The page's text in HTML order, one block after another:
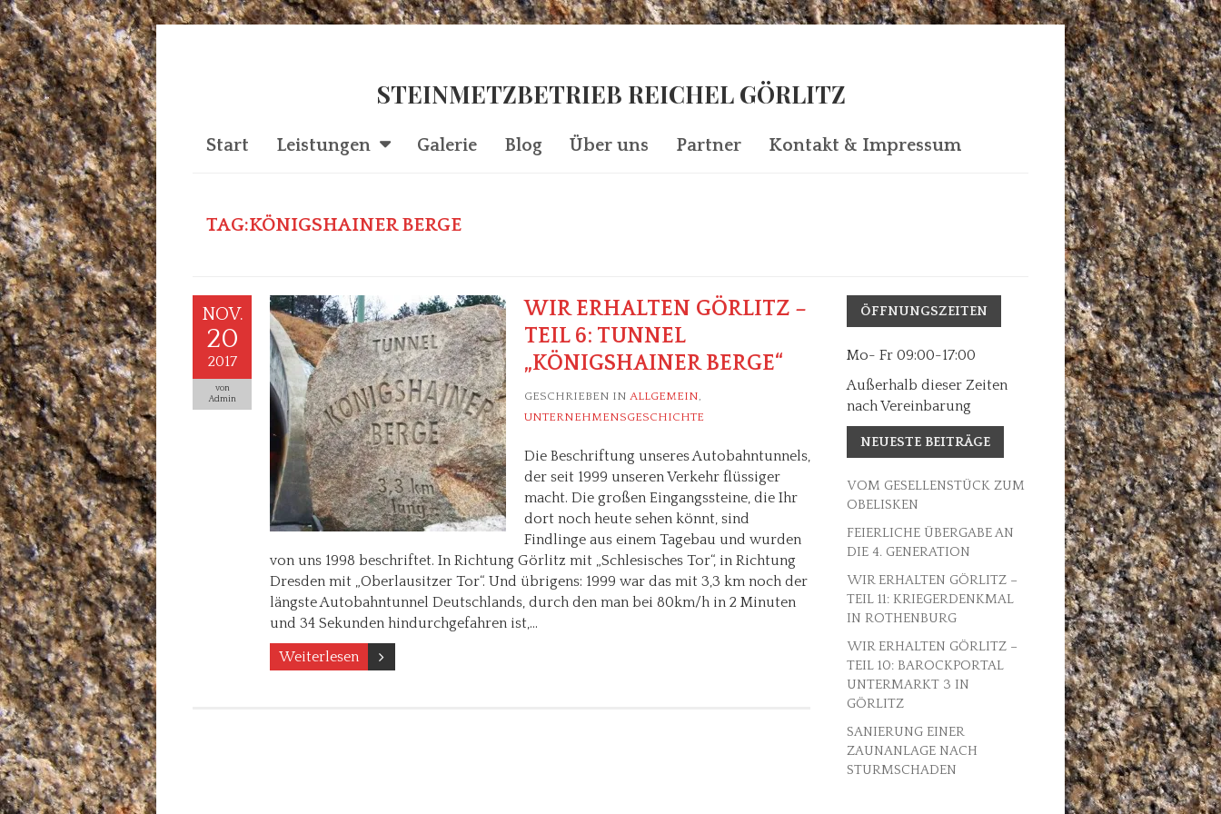
STEINMETZBETRIEB REICHEL GÖRLITZ
Start Leistungen Galerie Blog Über uns Partner Kontakt & Impressum
TAG:KÖNIGSHAINER BERGE
NOV.
20
2017
von
Admin
WIR ERHALTEN GÖRLITZ –
TEIL 6: TUNNEL
„KÖNIGSHAINER BERGE“
GESCHRIEBEN IN ALLGEMEIN,
UNTERNEHMENSGESCHICHTE
Die Beschriftung unseres Autobahntunnels,
der seit 1999 unseren Verkehr flüssiger
macht. Die großen Eingangssteine, die Ihr
dort noch heute sehen könnt, sind
Findlinge aus einem Tagebau und wurden
von uns 1998 beschriftet. In Richtung Görlitz mit „Schlesisches Tor“, in Richtung
Dresden mit „Oberlausitzer Tor“. Und übrigens: 1999 war das mit 3,3 km noch der
längste Autobahntunnel Deutschlands, durch den man bei 80km/h in 2 Minuten
und 34 Sekunden hindurchgefahren ist,…
Weiterlesen
ÖFFNUNGSZEITEN
Mo- Fr 09:00-17:00
Außerhalb dieser Zeiten
nach Vereinbarung
NEUESTE BEITRÄGE
VOM GESELLENSTÜCK ZUM
OBELISKEN
FEIERLICHE ÜBERGABE AN
DIE 4. GENERATION
WIR ERHALTEN GÖRLITZ –
TEIL 11: KRIEGERDENKMAL
IN ROTHENBURG
WIR ERHALTEN GÖRLITZ –
TEIL 10: BAROCKPORTAL
UNTERMARKT 3 IN
GÖRLITZ
SANIERUNG EINER
ZAUNANLAGE NACH
STURMSCHADEN